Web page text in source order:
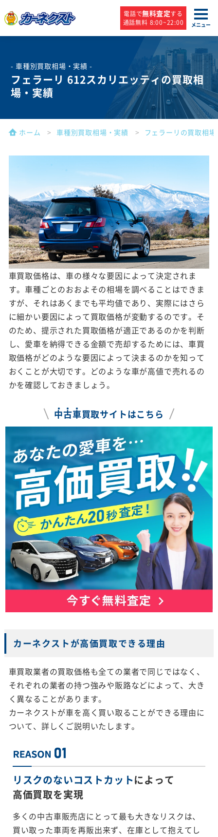
電話で無料査定する
通話無料 8:00~22:00
メニュー
- 車種別買取相場・実績 -
フェラーリ 612スカリエッティの買取相
場・実績
ホーム 車種別買取相場・実績 フェラーリの買取相
車買取価格は、車の様々な要因によって決定されま
す。車種ごとのおおよその相場を調べることはできま
すが、それはあくまでも平均値であり、実際にはさら
に細かい要因によって買取価格が変動するのです。そ
のため、提示された買取価格が適正であるのかを判断
し、愛車を納得できる金額で売却するためには、車買
取価格がどのような要因によって決まるのかを知って
おくことが大切です。どのような車が高値で売れるの
かを確認しておきましょう。
中古車買取サイトはこちら
カーネクストが高価買取できる理由
車買取業者の買取価格も全ての業者で同じではなく、
それぞれの業者の持つ強みや販路などによって、大き
く異なることがあります。
カーネクストが車を高く買い取ることができる理由に
ついて、詳しくご説明いたします。
リスクのないコストカットによって
高価買取を実現
多くの中古車販売店にとって最も大きなリスクは、
買い取った車両を再販出来ず、在庫として抱えてし